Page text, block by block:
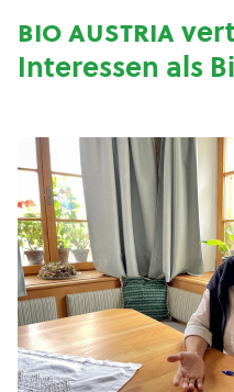
bio austria
Interessen als